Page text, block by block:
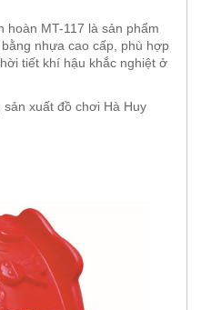
hoàn MT-117 là sản phẩm
nhựa cao cấp, phù hợp
tiết khí hậu khắc nghiệt ở
xuất đồ chơi Hà Huy